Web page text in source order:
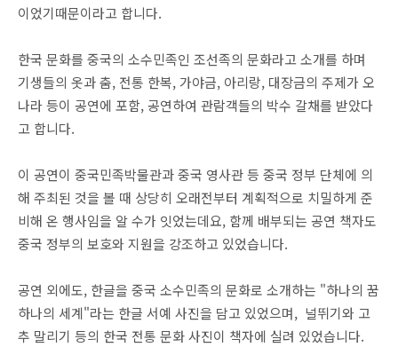
이었기때문이라고 합니다.
한국 문화를 중국의 소수민족인 조선족의 문화라고 소개를 하며
기생들의 옷과 춤, 전통 한복, 가야금, 아리랑, 대장금의 주제가 오
나라 등이 공연에 포함, 공연하여 관람객들의 박수 갈채를 받았다
고 합니다.
이 공연이 중국민족박물관과 중국 영사관 등 중국 정부 단체에 의
해 주최된 것을 볼 때 상당히 오래전부터 계획적으로 치밀하게 준
비해 온 행사임을 알 수가 잇었는데요, 함께 배부되는 공연 책자도
중국 정부의 보호와 지원을 강조하고 있었습니다.
공연 외에도, 한글을 중국 소수민족의 문화로 소개하는 "하나의 꿈
하나의 세계"라는 한글 서예 사진을 담고 있었으며, 널뛰기와 고
추 말리기 등의 한국 전통 문화 사진이 책자에 실려 있었습니다.